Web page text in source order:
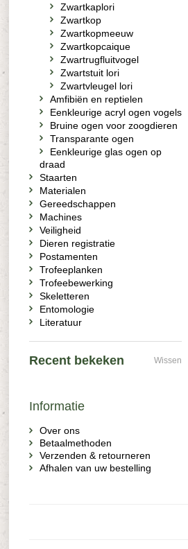
Zwartkaplori
Zwartkop
Zwartkopmeeuw
Zwartkopcaique
Zwartrugfluitvogel
Zwartstuit lori
Zwartvleugel lori
Amfibiën en reptielen
Eenkleurige acryl ogen vogels
Bruine ogen voor zoogdieren
Transparante ogen
Eenkleurige glas ogen op
draad
Staarten
Materialen
Gereedschappen
Machines
Veiligheid
Dieren registratie
Postamenten
Trofeeplanken
Trofeebewerking
Skeletteren
Entomologie
Literatuur
Recent bekeken Wissen
Informatie
Over ons
Betaalmethoden
Verzenden & retourneren
Afhalen van uw bestelling